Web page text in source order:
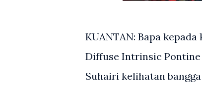
KUANTAN: Bapa
Diffuse Intrinsic Pontine
Suhairi kelihatan